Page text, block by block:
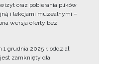
oraz pobierania plików
i lekcjami muzealnymi –
wersja oferty bez
grudnia 2025 r. oddział
zamknięty dla